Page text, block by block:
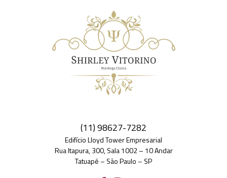
(11) 98627-7282
Edifício Lloyd Tower Empresarial
Rua Itapura, 300, Sala 1002 – 10 Andar
Tatuapé – São Paulo – SP